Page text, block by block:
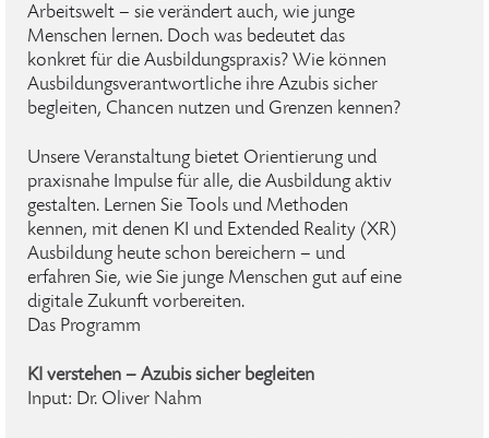
Arbeitswelt – sie verändert auch, wie junge
Menschen lernen. Doch was bedeutet das
konkret für die Ausbildungspraxis? Wie können
Ausbildungsverantwortliche ihre Azubis sicher
begleiten, Chancen nutzen und Grenzen kennen?
Unsere Veranstaltung bietet Orientierung und
praxisnahe Impulse für alle, die Ausbildung aktiv
gestalten. Lernen Sie Tools und Methoden
kennen, mit denen KI und Extended Reality (XR)
Ausbildung heute schon bereichern – und
erfahren Sie, wie Sie junge Menschen gut auf eine
digitale Zukunft vorbereiten.
Das Programm
KI verstehen – Azubis sicher begleiten
Input: Dr. Oliver Nahm